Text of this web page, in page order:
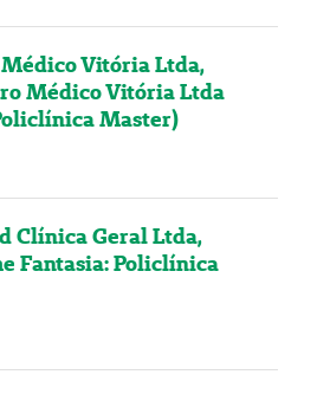
Vitória Ltda,
Médico Vitória Ltda
Master)
Clínica Geral Ltda,
Fantasia: Policlínica